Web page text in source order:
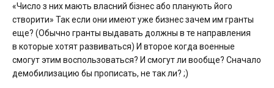
«Число з них мають власний бізнес або планують його
створити» Так если они имеют уже бизнес зачем им гранты
еще? (Обычно гранты выдавать должны в те направления
в которые хотят развиваться) И второе когда военные
смогут этим воспользоваться? И смогут ли вообще? Сначало
демобилизацию бы прописать, не так ли? ;)